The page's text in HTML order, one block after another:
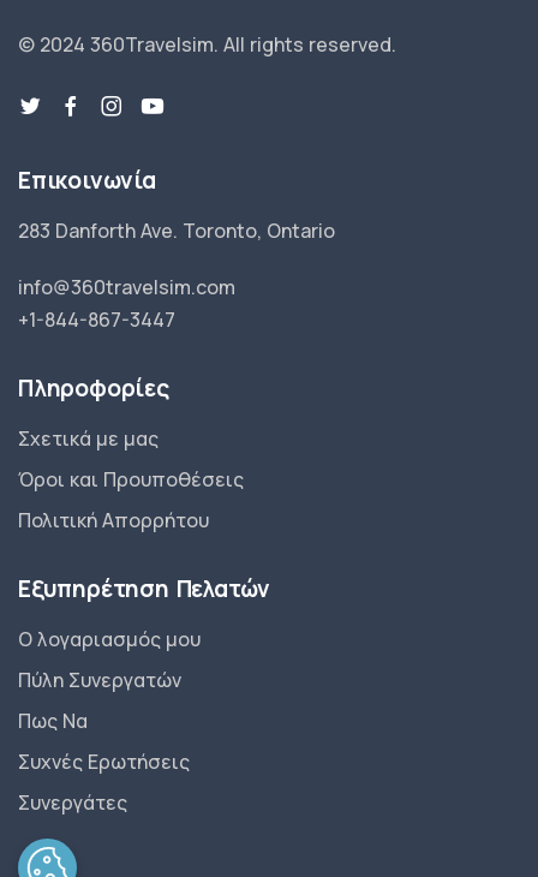
© 2024 360Travelsim. All rights reserved.
Επικοινωνία
283 Danforth Ave. Toronto, Ontario
info@360travelsim.com
+1-844-867-3447
Πληροφορίες
Σχετικά με μας
Όροι και Προυποθέσεις
Πολιτική Απορρήτου
Εξυπηρέτηση Πελατών
Ο λογαριασμός μου
Πύλη Συνεργατών
Πως Να
Συχνές Ερωτήσεις
Συνεργάτες